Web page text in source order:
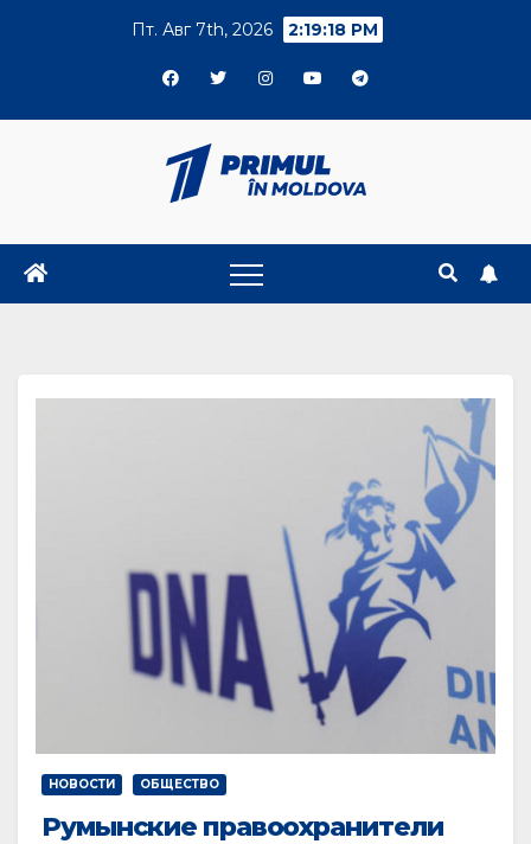
Пт. Авг 7th, 2026 2:19:18 PM
НОВОСТИ ОБЩЕСТВО
Румынские правоохранители